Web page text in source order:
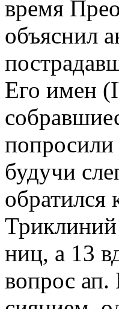
время
объяснил
Его имен
попросили
будучи
обратился
Триклиний
ниц, а 13
вопрос ап.